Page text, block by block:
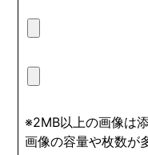
※2MB以上の画像は
画像の容量や枚数が